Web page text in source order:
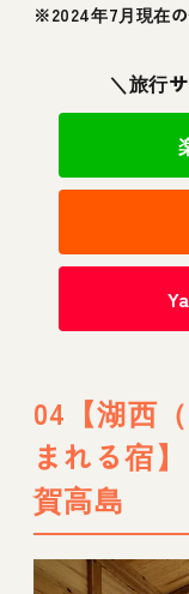
※2024年7月現在の
＼旅行
04【湖西
まれる宿
賀高島